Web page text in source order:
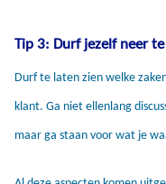
Tip 3: Durf jezelf neer
Durf te laten zien welke
klant. Ga niet ellenlang
maar ga staan voor wat je